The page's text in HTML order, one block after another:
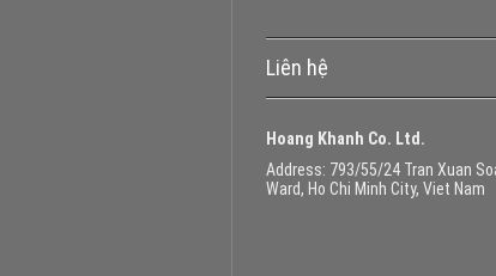
Liên hệ
Hoang Khanh Co. Ltd.
Address: 793/55/24 Tran Xuan
Ward, Ho Chi Minh City, Viet Nam